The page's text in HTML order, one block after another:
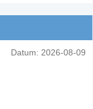
Datum: 2026-08-09